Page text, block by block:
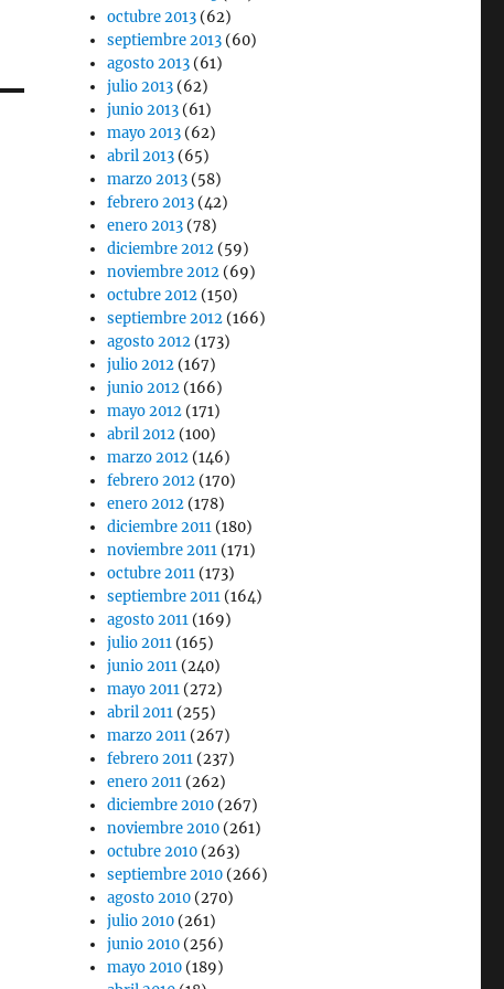
octubre 2013 (62)
septiembre 2013 (60)
agosto 2013 (61)
julio 2013 (62)
junio 2013 (61)
mayo 2013 (62)
abril 2013 (65)
marzo 2013 (58)
febrero 2013 (42)
enero 2013 (78)
diciembre 2012 (59)
noviembre 2012 (69)
octubre 2012 (150)
septiembre 2012 (166)
agosto 2012 (173)
julio 2012 (167)
junio 2012 (166)
mayo 2012 (171)
abril 2012 (100)
marzo 2012 (146)
febrero 2012 (170)
enero 2012 (178)
diciembre 2011 (180)
noviembre 2011 (171)
octubre 2011 (173)
septiembre 2011 (164)
agosto 2011 (169)
julio 2011 (165)
junio 2011 (240)
mayo 2011 (272)
abril 2011 (255)
marzo 2011 (267)
febrero 2011 (237)
enero 2011 (262)
diciembre 2010 (267)
noviembre 2010 (261)
octubre 2010 (263)
septiembre 2010 (266)
agosto 2010 (270)
julio 2010 (261)
junio 2010 (256)
mayo 2010 (189)